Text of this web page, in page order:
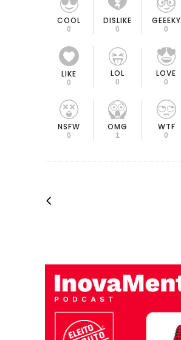
COOL
0
DISLIKE
0
GEEEKY
0
LIKE
0
LOL
0
LOVE
0
NSFW
0
OMG
1
WTF
0